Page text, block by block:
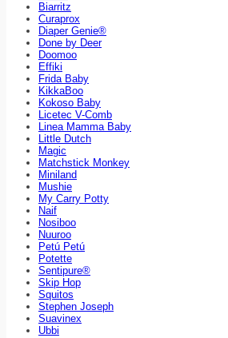
Biarritz
Curaprox
Diaper Genie®
Done by Deer
Doomoo
Effiki
Frida Baby
KikkaBoo
Kokoso Baby
Licetec V-Comb
Linea Mamma Baby
Little Dutch
Magic
Matchstick Monkey
Miniland
Mushie
My Carry Potty
Naif
Nosiboo
Nuuroo
Petú Petú
Potette
Sentipure®
Skip Hop
Squitos
Stephen Joseph
Suavinex
Ubbi